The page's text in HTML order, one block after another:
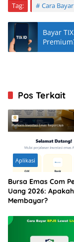
Tag: Cara Bayar
Bayar
Pos Terkait
Aplikasi
Bursa Emas Com
Uang 2026:
Membayar?